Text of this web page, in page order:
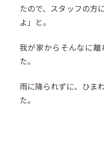
たので、スタッフの方
よ」と。
我が家からそんなに
た。
雨に降られずに、ひま
た。